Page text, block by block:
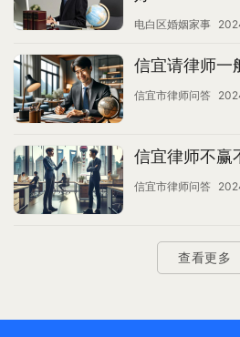
电白区婚姻家事
信宜请律师一
信宜市律师问答
信宜律师不赢
信宜市律师问答
查看更多